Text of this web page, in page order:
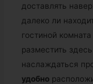
доставлять
далеко ли
гостиной
разместить
наслаждаться
удобно